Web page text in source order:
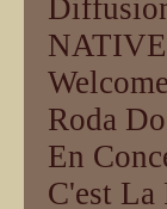
NATIVE
Roda
En
C'est La